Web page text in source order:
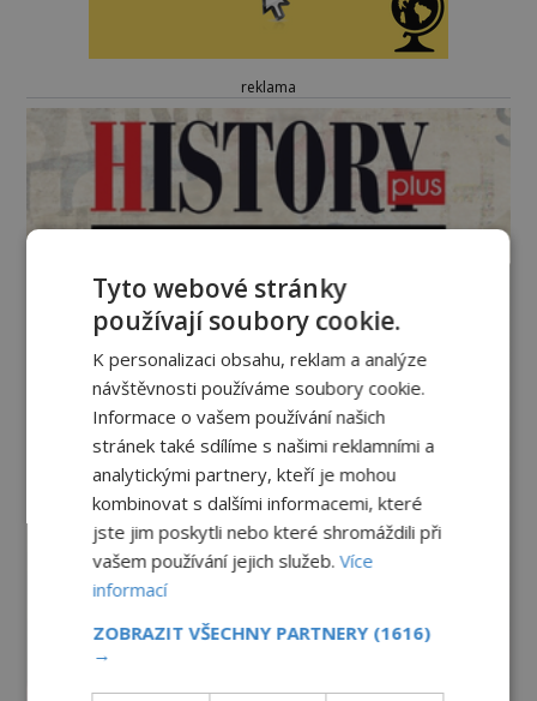
reklama
Tyto webové stránky
používají soubory cookie.
K personalizaci obsahu, reklam a analýze
návštěvnosti používáme soubory cookie.
Informace o vašem používání našich
stránek také sdílíme s našimi reklamními a
analytickými partnery, kteří je mohou
kombinovat s dalšími informacemi, které
jste jim poskytli nebo které shromáždili při
vašem používání jejich služeb.Více
informací
ZOBRAZIT VŠECHNY PARTNERY (1616)
→